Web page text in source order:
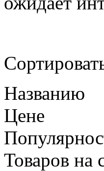
Названию
Цене
Товаров на